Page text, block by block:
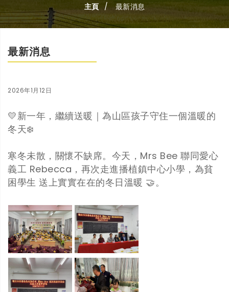
主頁 最新消息
最新消息
2026年1月12日
💛新一年，繼續送暖｜為山區孩子守住一個溫暖的
冬天❄️
寒冬未散，關懷不缺席。今天，Mrs Bee 聯同愛心
義工 Rebecca，再次走進播植鎮中心小學，為貧
困學生 送上實實在在的冬日溫暖 🤝。